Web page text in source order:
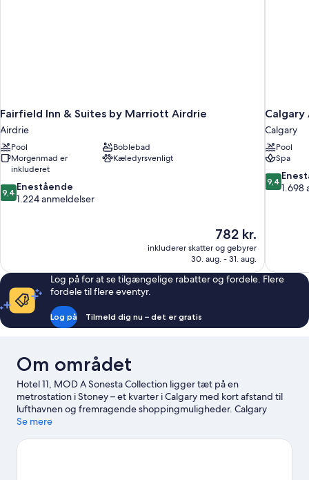
Fairfield Inn & Suites by Marriott Airdrie
Airdrie
Pool
Boblebad
Morgenmad er
inkluderet
Kæledyrsvenligt
9.4
ud
9,4 Enestående
1.224 anmeldelser
Prisen
er
782 kr.
782 kr.
inkluderer skatter og gebyrer
30. aug. - 31. aug.
Calgary
Pool
Spa
9.4
ud
9,4
1.698
Log på for at se tilgængelige rabatter og fordele. Flere
fordele til flere eventyr.
Log på Tilmeld dig nu – det er gratis
Om området
Hotel 11, MOD A Sonesta Collection ligger tæt på en
metrostation i Stoney – et kvarter i Calgary med kort afstand til
lufthavnen og fremragende shoppingmuligheder. Calgary
Tower og Heritage Park Historical Village er et par
du i shoppehumør, kan du med fordel kigge forbi Cross Iron
Se mere